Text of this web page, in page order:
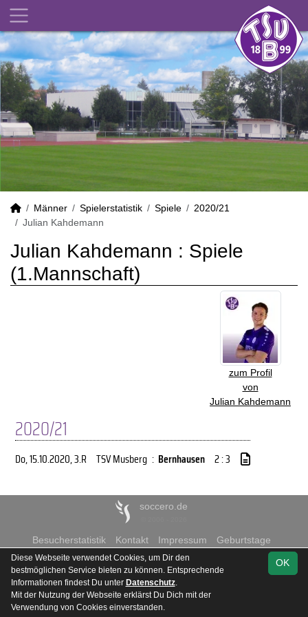
Männer Spielerstatistik Spiele
2020/21
Julian Kahdemann
Julian Kahdemann : Spiele
(1.Mannschaft)
zum Profil
von
Julian Kahdemann
2020/21
Do, 15.10.2020, 3.R TSV Musberg : Bernhausen 2 : 3
soccero.de
Besucherstatistik Kontakt Impressum
Geburtstage
Datenschutz
OK
Diese Webseite verwendet Cookies, um Dir den
bestmöglichen Service bieten zu können. Entsprechende
Informationen findest Du unter Datenschutz.
Mit der Nutzung der Webseite erklärst Du Dich mit der
Verwendung von Cookies einverstanden.